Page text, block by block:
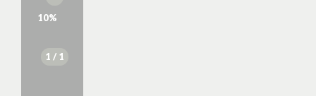
10%
1 / 1